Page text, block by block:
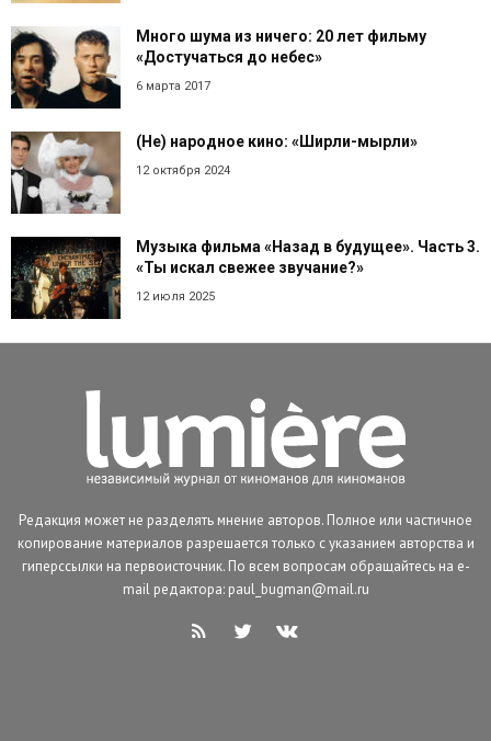
Много шума из ничего: 20 лет фильму
«Достучаться до небес»
6 марта 2017
(Не) народное кино: «Ширли-мырли»
12 октября 2024
Музыка фильма «Назад в будущее». Часть 3.
«Ты искал свежее звучание?»
12 июля 2025
Редакция может не разделять мнение авторов. Полное или частичное
копирование материалов разрешается только с указанием авторства и
гиперссылки на первоисточник. По всем вопросам обращайтесь на e-
mail редактора: paul_bugman@mail.ru